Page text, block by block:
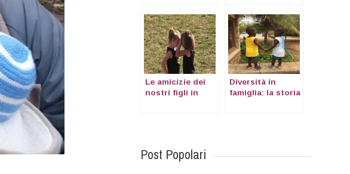
Le amicizie dei
nostri figli in
Diversità in
famiglia: la storia
Post Popolari